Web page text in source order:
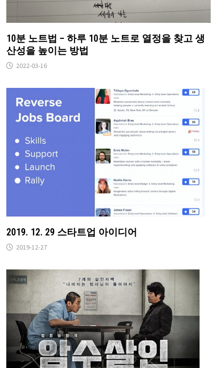
10분 노트법 – 하루 10분 노트로 열정을 찾고 생
산성을 높이는 방법
2022-03-16
2019. 12. 29 스타트업 아이디어
2019-12-27